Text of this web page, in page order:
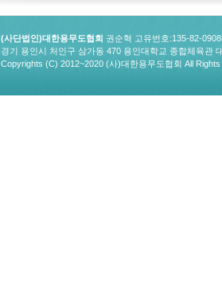
(사단법인)대한용무도협회 권순혁 고유번호:135-82-
경기 용인시 처인구 삼가동 470 용인대학교 종합체육관
Copyrights (C) 2012~2020 (사)대한용무도협회 All